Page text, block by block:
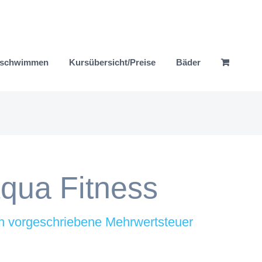
Kursübersicht/Preise Bäder
Fitness